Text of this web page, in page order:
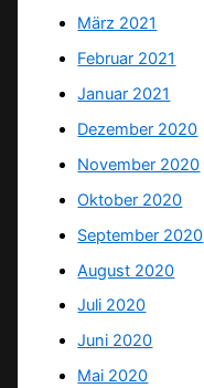
März 2021
Februar 2021
Januar 2021
Dezember 2020
November 2020
Oktober 2020
September 2020
August 2020
Juli 2020
Juni 2020
Mai 2020